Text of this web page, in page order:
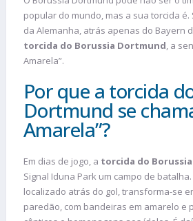
popular do mundo, mas a sua torcida é.
da Alemanha, atrás apenas do Bayern
torcida do Borussia Dortmund, a
Amarela”.
Por que a torcida
Dortmund se
Amarela”?
Em dias de jogo, a torcida do
Signal Iduna Park um campo de
localizado atrás do gol, transforma-se
paredão, com bandeiras em amarelo e